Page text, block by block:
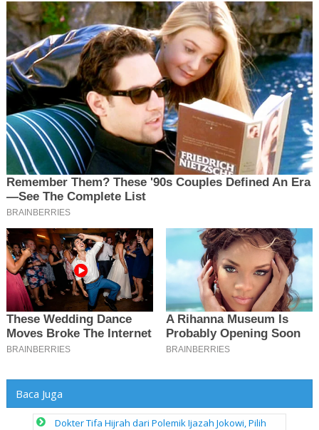
Baca Juga
Dokter Tifa Hijrah dari Polemik Ijazah Jokowi, Pilih